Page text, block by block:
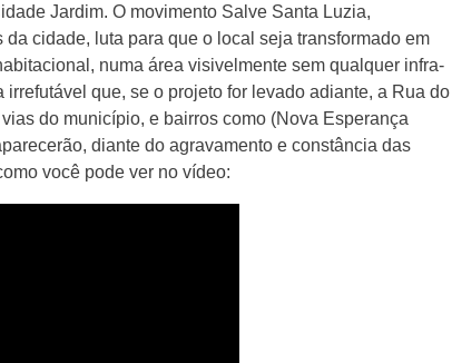
Jardim. O movimento Salve Santa Luzia,
cidade, luta para que o local seja transformado em
numa área visivelmente sem qualquer infra-
que, se o projeto for levado adiante, a Rua do
do município, e bairros como (Nova Esperança
diante do agravamento e constância das
você pode ver no vídeo: